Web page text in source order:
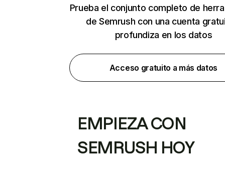
Prueba el conjunto completo de
de Semrush con una cuenta
profundiza en los datos
Acceso gratuito a más datos
EMPIEZA CON
SEMRUSH HOY